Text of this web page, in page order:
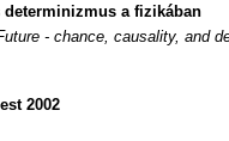
a fizikában
- chance, causality, and
2002